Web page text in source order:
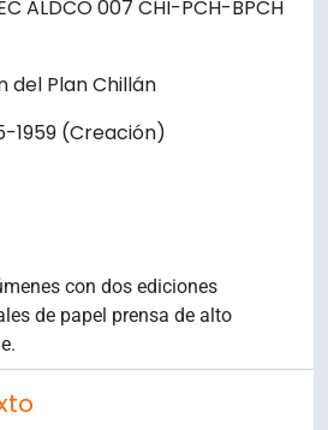
ALDCO 007 CHI-PCH-BPCH
del Plan Chillán
1959 (Creación)
con dos ediciones
de papel prensa de alto